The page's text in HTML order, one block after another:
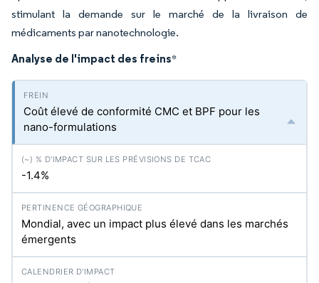
stimulant la demande sur le marché de la livraison de
médicaments par nanotechnologie.
Analyse de l'impact des freins*
Coût élevé de conformité CMC et BPF pour les
nano-formulations
-1.4%
Mondial, avec un impact plus élevé dans les marchés
émergents